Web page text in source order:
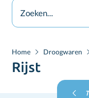
Home Droogwaren
Rijst